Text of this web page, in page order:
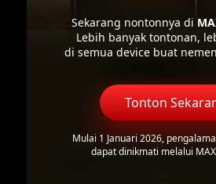
Sekarang nontonnya di
Lebih banyak tontonan,
di semua device buat
Tonton
Mulai 1 Januari 2026,
dapat dinikmati melalui